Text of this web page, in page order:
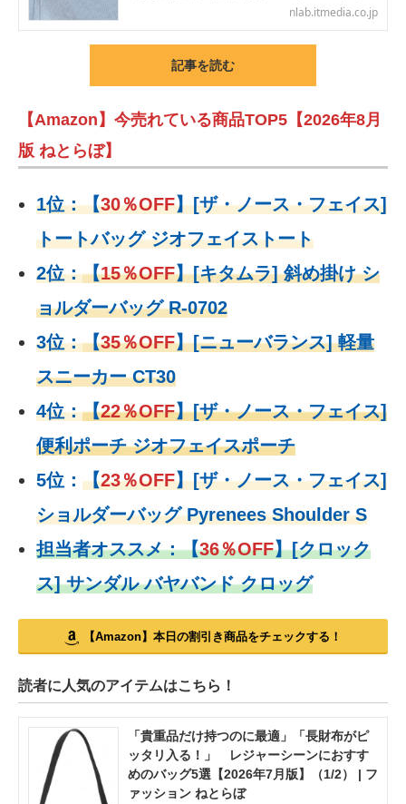
nlab.itmedia.co.jp
記事を読む
【Amazon】今売れている商品TOP5【2026年8月
版 ねとらぼ】
1位：【30％OFF】[ザ・ノース・フェイス]
トートバッグ ジオフェイストート
2位：【15％OFF】[キタムラ] 斜め掛け シ
ョルダーバッグ R-0702
3位：【35％OFF】[ニューバランス] 軽量
スニーカー CT30
4位：【22％OFF】[ザ・ノース・フェイス]
便利ポーチ ジオフェイスポーチ
5位： 【23％OFF】[ザ・ノース・フェイス]
ショルダーバッグ Pyrenees Shoulder S
担当者オススメ：【36％OFF】[クロック
ス] サンダル バヤバンド クロッグ
【Amazon】本日の割引き商品をチェックする！
読者に人気のアイテムはこちら！
「貴重品だけ持つのに最適」「長財布がピ
ッタリ入る！」 レジャーシーンにおすす
めのバッグ5選【2026年7月版】（1/2） | フ
ァッション ねとらぼ